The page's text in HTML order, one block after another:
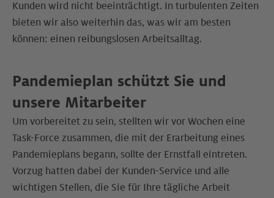
Kunden wird nicht beeinträchtigt. In turbulenten Zeiten
bieten wir also weiterhin das, was wir am besten
können: einen reibungslosen Arbeitsalltag.
Pandemieplan schützt Sie und
unsere Mitarbeiter
Um vorbereitet zu sein, stellten wir vor Wochen eine
Task-Force zusammen, die mit der Erarbeitung eines
Pandemieplans begann, sollte der Ernstfall eintreten.
Vorzug hatten dabei der Kunden-Service und alle
wichtigen Stellen, die Sie für Ihre tägliche Arbeit